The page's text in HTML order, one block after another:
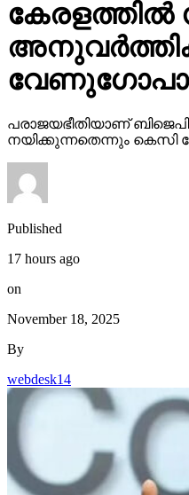
കേരളത്തില്‍
പരാജയഭീതിയാണ്
നയിക്കുന്നതെന്നും
Published
17 hours ago
on
November 18, 2025
By
webdesk14